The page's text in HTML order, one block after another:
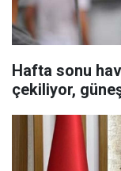
Hafta sonu
çekiliyor,